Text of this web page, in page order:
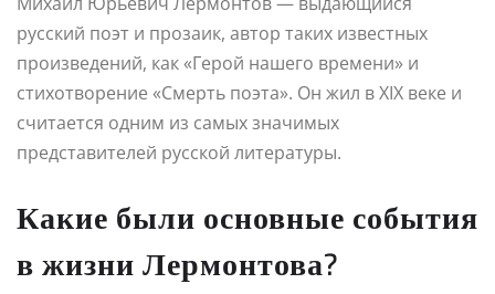
русский поэт и прозаик, автор таких известных
произведений, как «Герой нашего времени» и
стихотворение «Смерть поэта». Он жил в XIX веке и
считается одним из самых значимых
представителей русской литературы.
Какие были основные события
в жизни Лермонтова?